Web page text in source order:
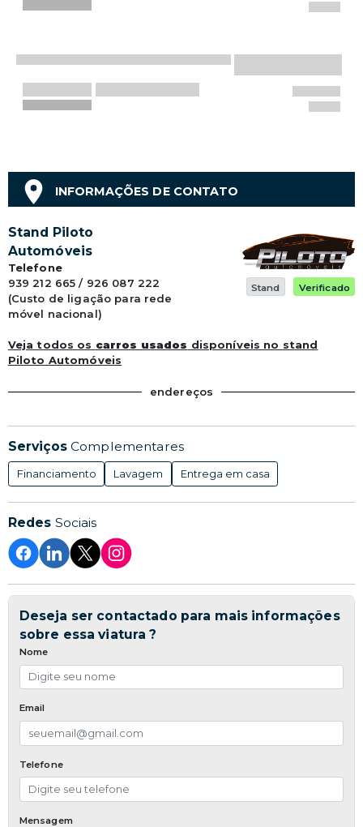
INFORMAÇÕES DE CONTATO
Stand Piloto
Automóveis
Telefone
939 212 665 / 926 087 222
(Custo de ligação para rede
móvel nacional)
Stand Verificado
Veja todos os carros usados disponíveis no stand
Piloto Automóveis
endereços
ServiçosComplementares
Financiamento Lavagem Entrega em casa
Redes Sociais
Deseja ser contactado para mais informações
sobre essa viatura ?
Nome
Email
Telefone
Mensagem